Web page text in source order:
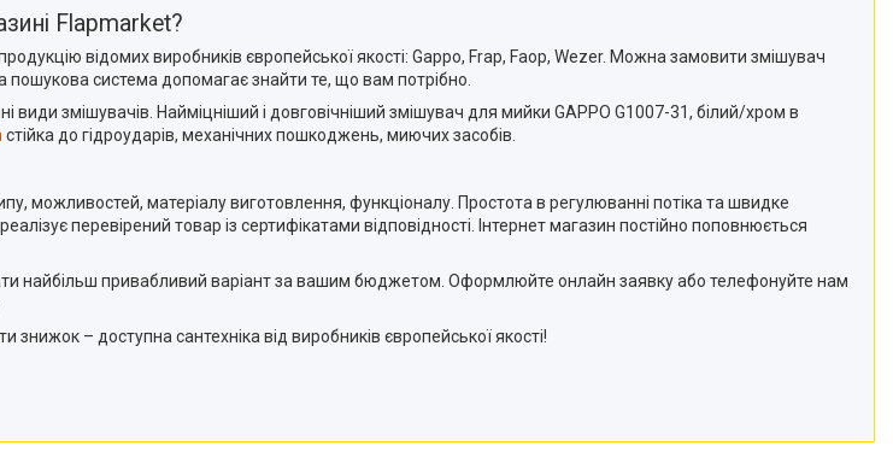
Flapmarket?
відомих виробників європейської якості: Gappo, Frap, Faop, Wezer. Можна замовити змішувач
система допомагає знайти те, що вам потрібно.
види змішувачів. Найміцніший і довговічніший змішувач для мийки GAPPO G1007-31, білий/хром в
стійка до гідроударів, механічних пошкоджень, миючих засобів.
можливостей, матеріалу виготовлення, функціоналу. Простота в регулюванні потіка та швидке
перевірений товар із сертифікатами відповідності. Інтернет магазин постійно поповнюється
найбільш привабливий варіант за вашим бюджетом. Оформлюйте онлайн заявку або телефонуйте нам
знижок – доступна сантехніка від виробників європейської якості!